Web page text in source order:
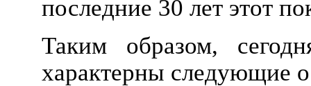
последние 30 лет этот
Таким образом,
характерны следующие